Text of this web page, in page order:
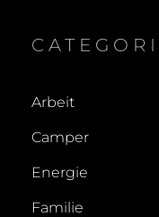
Arbeit
Camper
Energie
Familie